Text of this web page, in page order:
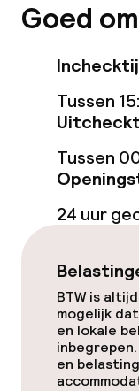
Kamers
Voor
Zwemmen &
Hot tub
Massage
Goed
Tussen
Tussen
24 uur
BTW is
mogelijk
en lokale
en